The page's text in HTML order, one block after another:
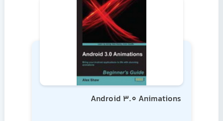
Android 3.0 Animations